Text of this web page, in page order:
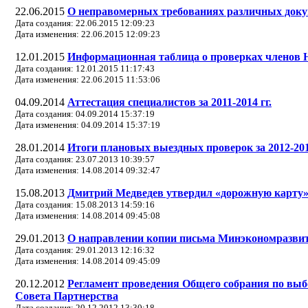
22.06.2015 О неправомерных требованиях различных
Дата создания: 22.06.2015 12:09:23
Дата изменения: 22.06.2015 12:09:23
12.01.2015 Информационная таблица о проверках
Дата создания: 12.01.2015 11:17:43
Дата изменения: 22.06.2015 11:53:06
04.09.2014 Аттестация специалистов за 2011-2014 гг.
Дата создания: 04.09.2014 15:37:19
Дата изменения: 04.09.2014 15:37:19
28.01.2014 Итоги плановых выездных проверок за 2012-
Дата создания: 23.07.2013 10:39:57
Дата изменения: 14.08.2014 09:32:47
15.08.2013 Дмитрий Медведев утвердил «дорожную
Дата создания: 15.08.2013 14:59:16
Дата изменения: 14.08.2014 09:45:08
29.01.2013 О направлении копии письма
Дата создания: 29.01.2013 12:16:32
Дата изменения: 14.08.2014 09:45:09
20.12.2012 Регламент проведения Общего собрания по
Совета Партнерства